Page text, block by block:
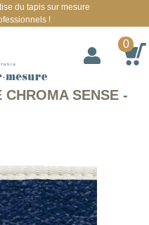
CHROMA SENSE -
du tapis sur mesure
!
0